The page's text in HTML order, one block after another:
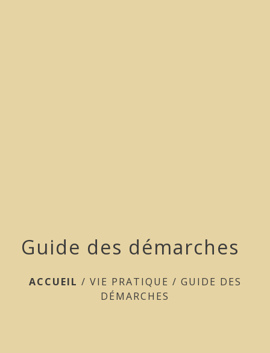
Guide des démarches
ACCUEIL / VIE PRATIQUE / GUIDE DES
DÉMARCHES